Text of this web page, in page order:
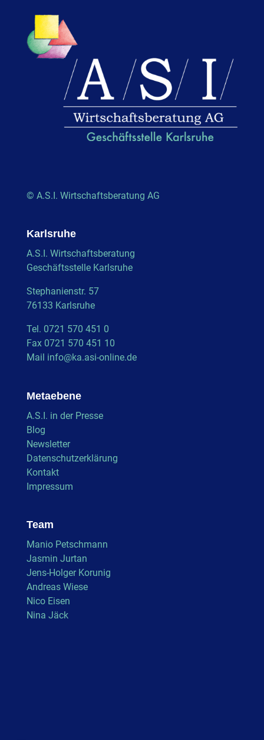
© A.S.I. Wirtschaftsberatung AG
Karlsruhe
A.S.I. Wirtschaftsberatung
Geschäftsstelle Karlsruhe
Stephanienstr. 57
76133 Karlsruhe
Tel. 0721 570 451 0
Fax 0721 570 451 10
Mail info@ka.asi-online.de
Metaebene
A.S.I. in der Presse
Blog
Newsletter
Datenschutzerklärung
Kontakt
Impressum
Team
Manio Petschmann
Jasmin Jurtan
Jens-Holger Korunig
Andreas Wiese
Nico Eisen
Nina Jäck